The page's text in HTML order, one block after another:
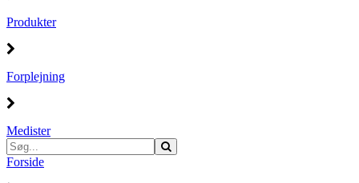
Produkter
Forplejning
Medister
Forside